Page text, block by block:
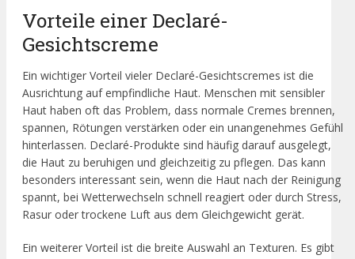
Vorteile einer Declaré-
Gesichtscreme
Ein wichtiger Vorteil vieler Declaré-Gesichtscremes ist die
Ausrichtung auf empfindliche Haut. Menschen mit sensibler
Haut haben oft das Problem, dass normale Cremes brennen,
spannen, Rötungen verstärken oder ein unangenehmes Gefühl
hinterlassen. Declaré-Produkte sind häufig darauf ausgelegt,
die Haut zu beruhigen und gleichzeitig zu pflegen. Das kann
besonders interessant sein, wenn die Haut nach der Reinigung
spannt, bei Wetterwechseln schnell reagiert oder durch Stress,
Rasur oder trockene Luft aus dem Gleichgewicht gerät.
Ein weiterer Vorteil ist die breite Auswahl an Texturen. Es gibt